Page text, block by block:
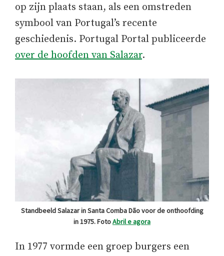
op zijn plaats staan, als een omstreden
symbool van Portugal’s recente
geschiedenis. Portugal Portal publiceerde
over de hoofden van Salazar.
Standbeeld Salazar in Santa Comba Dão voor de onthoofding
in 1975. FotoAbril e agora
In 1977 vormde een groep burgers een